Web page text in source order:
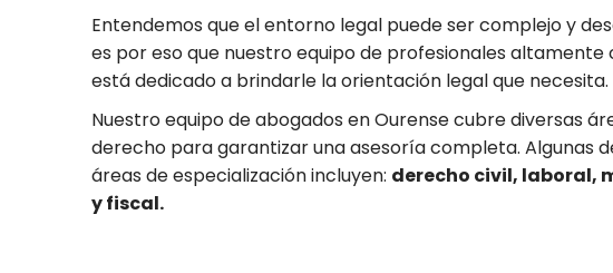
Entendemos que el entorno legal puede ser complejo y
es por eso que nuestro equipo de profesionales altamente
está dedicado a brindarle la orientación legal que necesita.
Nuestro equipo de abogados en Ourense cubre diversas
derecho para garantizar una asesoría completa. Algunas
áreas de especialización incluyen: derecho civil, laboral,
y fiscal.